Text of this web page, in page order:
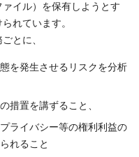
イル）を保有しようとす
れています。
とに、
を発生させるリスクを分析
措置を講ずること、
ライバシー等の権利利益の
れること